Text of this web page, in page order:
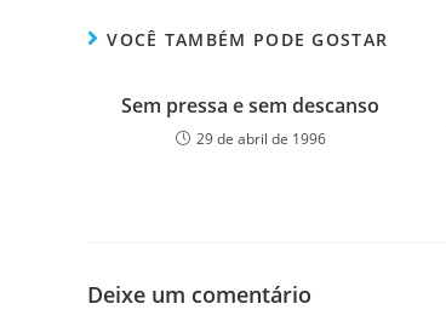
VOCÊ TAMBÉM PODE GOSTAR
Sem pressa e sem descanso
29 de abril de 1996
Deixe um comentário